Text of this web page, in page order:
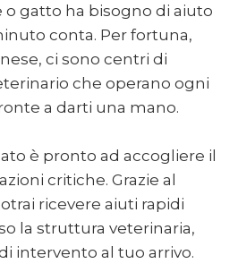
o gatto ha bisogno di aiuto
conta. Per fortuna,
ci sono centri di
che operano ogni
a darti una mano.
è pronto ad accogliere il
critiche. Grazie al
ricevere aiuti rapidi
la struttura veterinaria,
intervento al tuo arrivo.